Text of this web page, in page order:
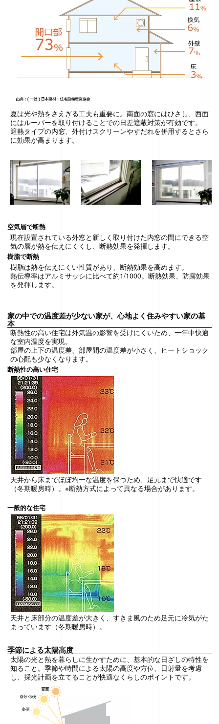
夏は光や熱をさえぎる工夫も重要に。南面の窓にはひさし、西面
にはルーバーを取り付けることでの日差遮蔽対策が有効です。
遮熱タイプの内窓、外付けスクリーンやすだれを併用するとさら
に効果が高まります。
空気層で断熱
現在設置されている外窓と新しく取り付けた内窓の間にできる空
気の層が熱を伝えにくくし、断熱効果を発揮します。
樹脂で断熱
樹脂は熱を伝えにくい性質があり、断熱効果を高めます。
熱伝導率はアルミサッシに比べて約1/1000。断熱効果、防露効果
を発揮します。
家の中での温度差が少ない家が、心地よく住みやすい家の基
本
断熱性の高い住宅は外気温の影響を受けにくいため、一年中快適
な室内温度を実現。
部屋の上下の温度差、部屋間の温度差が小さく、ヒートショック
の心配も少なくなります。
断熱性の高い住宅
天井から床までほぼ均一な温度を保つため、足元まで快適です
（冬期暖房時）。※断熱方式によって異なる場合があります。
一般的な住宅
天井と床部分の温度差が大きく、すきま風のため足元に冷気がた
まっています（冬期暖房時）。
季節による太陽高度
太陽の光と熱を暮らしに生かすために、基本的な日ざしの特性を
知ること。季節や時間による太陽の高度や方位、日射量を考慮
し、採光計画を立てることが快適なくらしのポイントです。